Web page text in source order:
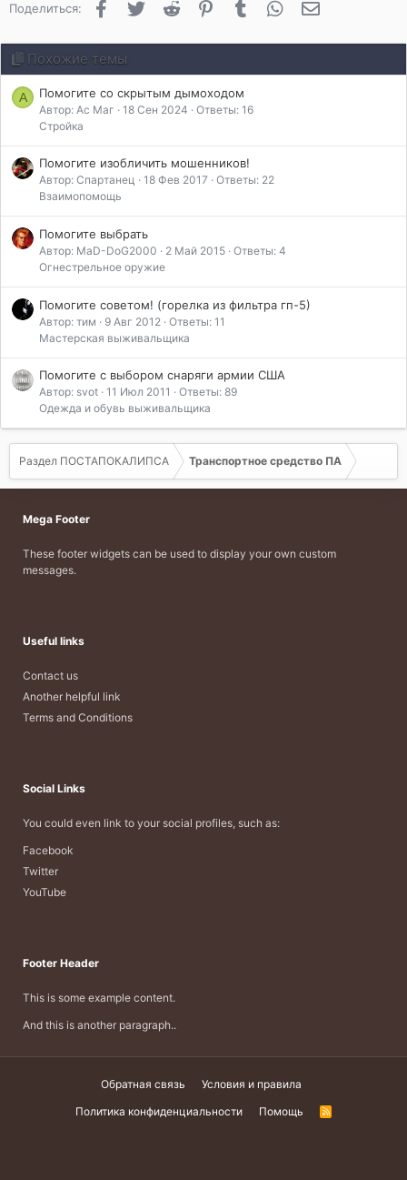
р
л
и
:
Поделиться: FacebookTwitter Reddit PinterestTumblr WhatsApp
Похожие темы
А Помогите со скрытым дымоходом
Автор: Ас Маг 18 Сен 2024
Ответы: 16
Стройка
Помогите изобличить мошенников!
Автор: Спартанец 18 Фев 2017
Ответы: 22
Взаимопомощь
Помогите выбрать
Автор: MaD-DoG2000 2 Май 2015 Ответы: 4
Огнестрельное оружие
Помогите советом! (горелка из фильтра гп-5)
Автор: тим 9 Авг 2012
Ответы: 11
Мастерская выживальщика
Помогите с выбором снаряги армии США
Автор: svot 11 Июл 2011
Ответы: 89
Одежда и обувь выживальщика
Раздел ПОСТАПОКАЛИПСА Транспортное средство ПА
Mega Footer
These footer widgets can be used to display your own custom
messages.
Useful links
Contact us
Another helpful link
Terms and Conditions
Social Links
You could even link to your social profiles, such as:
Facebook
Twitter
YouTube
Footer Header
This is some example content.
And this is another paragraph..
Обратная связь
Условия и правила
Политика конфиденциальности
Помощь
R